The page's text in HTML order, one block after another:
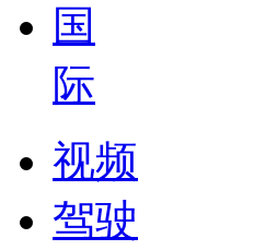
国
际
视频
驾驶